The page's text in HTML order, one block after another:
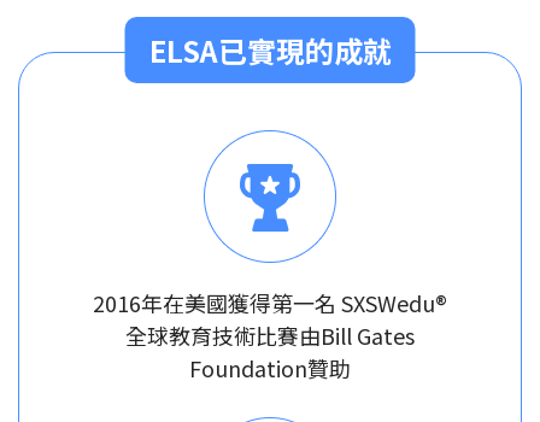
ELSA已實現的成就
2016年在美國獲得第一名 SXSWedu®
全球教育技術比賽由Bill Gates
Foundation贊助